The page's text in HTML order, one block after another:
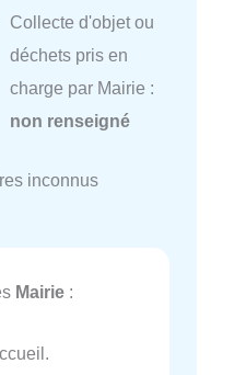
Collecte d'objet ou
déchets pris en
charge par Mairie :
non renseigné
inconnus
Mairie :